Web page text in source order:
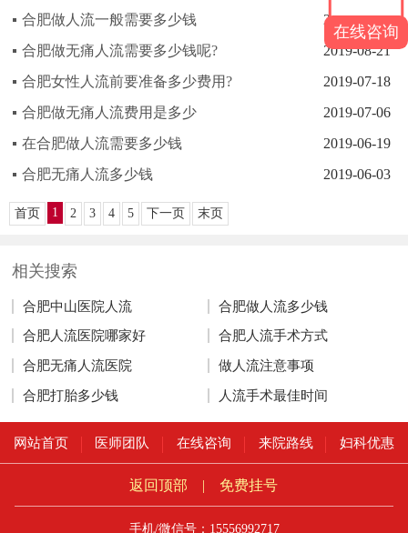
2024-08-20
合肥做人流一般需要多少钱
2019-08-21
合肥做无痛人流需要多少钱呢?
2019-07-18
合肥女性人流前要准备多少费用?
2019-07-06
合肥做无痛人流费用是多少
2019-06-19
在合肥做人流需要多少钱
2019-06-03
合肥无痛人流多少钱
首页 1 2 3 4 5 下一页 末页
相关搜索
合肥中山医院人流 合肥做人流多少钱
合肥人流医院哪家好 合肥人流手术方式
合肥无痛人流医院 做人流注意事项
合肥打胎多少钱 人流手术最佳时间
网站首页 医师团队 在线咨询 来院路线 妇科优惠
返回顶部 | 免费挂号
手机/微信号：15556992717
在线咨询